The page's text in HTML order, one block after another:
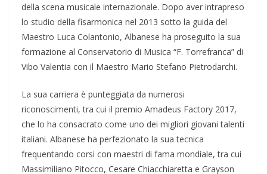
della scena musicale internazionale. Dopo aver intrapreso
lo studio della fisarmonica nel 2013 sotto la guida del
Maestro Luca Colantonio, Albanese ha proseguito la sua
formazione al Conservatorio di Musica “F. Torrefranca” di
Vibo Valentia con il Maestro Mario Stefano Pietrodarchi.
La sua carriera è punteggiata da numerosi
riconoscimenti, tra cui il premio Amadeus Factory 2017,
che lo ha consacrato come uno dei migliori giovani talenti
italiani. Albanese ha perfezionato la sua tecnica
frequentando corsi con maestri di fama mondiale, tra cui
Massimiliano Pitocco, Cesare Chiacchiaretta e Grayson